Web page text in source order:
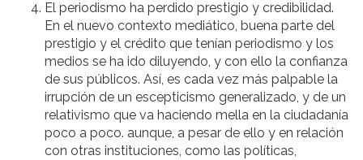
El periodismo ha perdido prestigio y credibilidad.
En el nuevo contexto mediático, buena parte del
prestigio y el crédito que tenían periodismo y los
medios se ha ido diluyendo, y con ello la confianza
de sus públicos. Así, es cada vez más palpable la
irrupción de un escepticismo generalizado, y de un
relativismo que va haciendo mella en la ciudadanía
poco a poco. aunque, a pesar de ello y en relación
con otras instituciones, como las políticas,